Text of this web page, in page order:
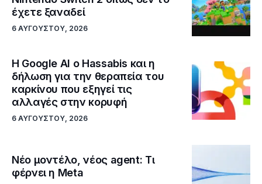
έχετε ξαναδεί
6 ΑΥΓΟΎΣΤΟΥ, 2026
Η Google ΑΙ ο Hassabis και η
δήλωση για την θεραπεία του
καρκίνου που εξηγεί τις
αλλαγές στην κορυφή
6 ΑΥΓΟΎΣΤΟΥ, 2026
Νέο μοντέλο, νέος agent: Τι
φέρνει η Meta